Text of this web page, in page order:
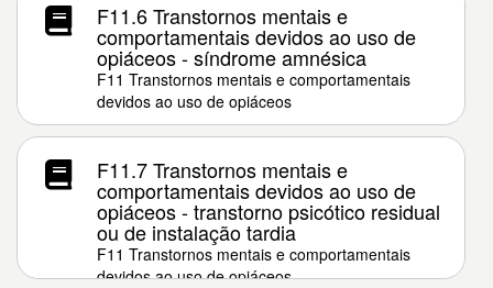
F11.6 Transtornos mentais e
comportamentais devidos ao uso de
opiáceos - síndrome amnésica
F11 Transtornos mentais e comportamentais
devidos ao uso de opiáceos
F11.7 Transtornos mentais e
comportamentais devidos ao uso de
opiáceos - transtorno psicótico residual
ou de instalação tardia
F11 Transtornos mentais e comportamentais
devidos ao uso de opiáceos